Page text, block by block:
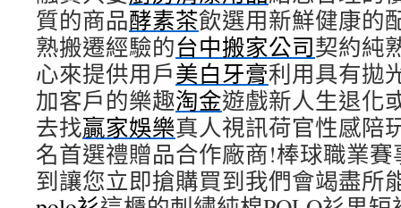
質的商品酵素茶飲選用新鮮健康的
熟搬遷經驗的台中搬家公司契約純
心來提供用戶美白牙膏利用具有拋
加客戶的樂趣淘金遊戲新人生退化
去找贏家娛樂真人視訊荷官性感陪
名首選禮贈品合作廠商!棒球職業賽
到讓您立即搶購買到我們會竭盡所